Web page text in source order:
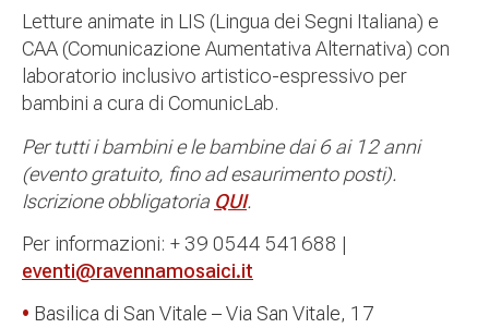
Letture animate in LIS (Lingua dei Segni Italiana) e
CAA (Comunicazione Aumentativa Alternativa) con
laboratorio inclusivo artistico-espressivo per
bambini a cura di ComunicLab.
Per tutti i bambini e le bambine dai 6 ai 12 anni
(evento gratuito, fino ad esaurimento posti).
Iscrizione obbligatoria QUI.
Per informazioni: + 39 0544 541688 |
eventi@ravennamosaici.it
• Basilica di San Vitale – Via San Vitale, 17